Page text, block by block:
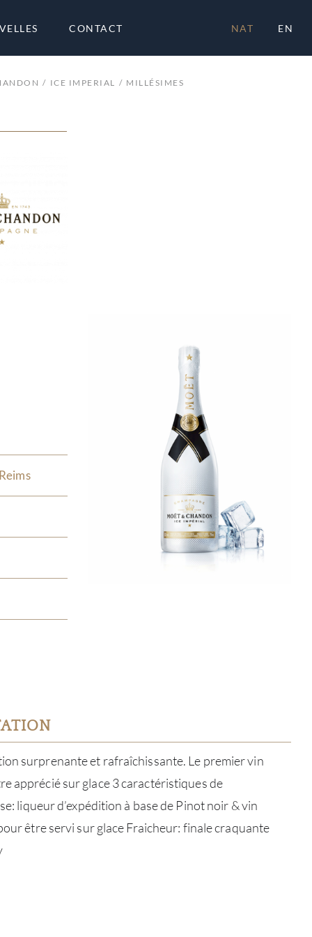
CONTACT NAT EN
ICE IMPERIAL MILLÉSIMES
surprenante et rafraîchissante. Le premier vin
apprécié sur glace 3 caractéristiques de
liqueur d’expédition à base de Pinot noir & vin
être servi sur glace Fraicheur: finale craquante